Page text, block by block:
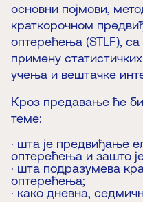
основни појмови,
краткорочном
оптерећења (STLF),
примену
учења и вештачке
Кроз предавање ће
теме:
· шта је предвиђање
оптерећења и зашто
· шта подразумева
оптерећења;
· како дневна,